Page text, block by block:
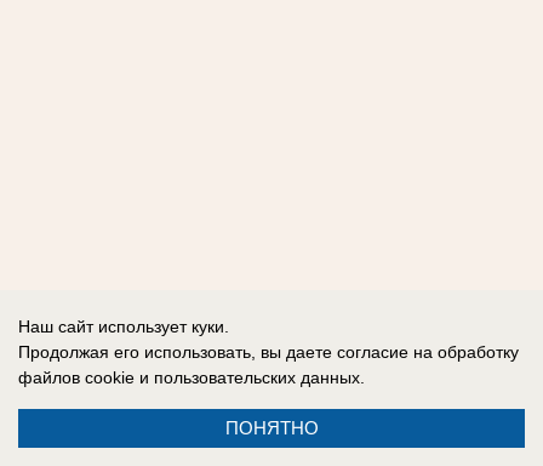
Наш сайт использует куки.
Продолжая его использовать, вы даете согласие на обработку
файлов cookie и пользовательских данных.
ПОНЯТНО